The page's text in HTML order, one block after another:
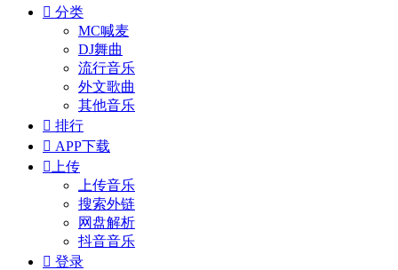
 分类
MC喊麦
DJ舞曲
流行音乐
外文歌曲
其他音乐
 排行
 APP下载
 上传
上传音乐
搜索外链
网盘解析
抖音音乐
 登录